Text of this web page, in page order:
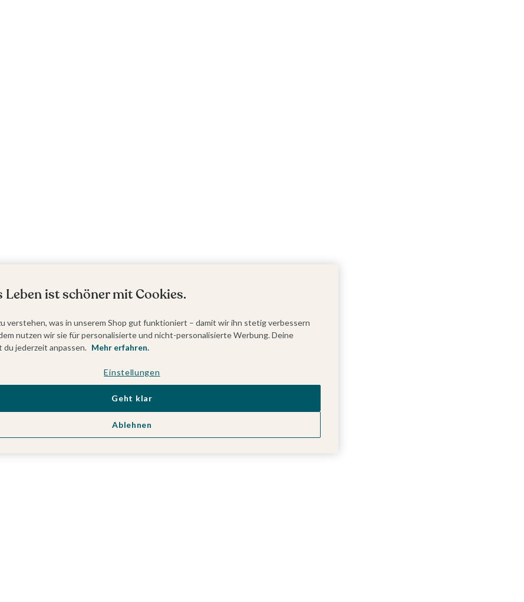
Leben ist schöner mit Cookies.
verstehen, was in unserem Shop gut funktioniert – damit wir ihn stetig verbessern
nutzen wir sie für personalisierte und nicht-personalisierte Werbung. Deine
du jederzeit anpassen. Mehr erfahren.
Einstellungen
Ablehnen
Geht klar